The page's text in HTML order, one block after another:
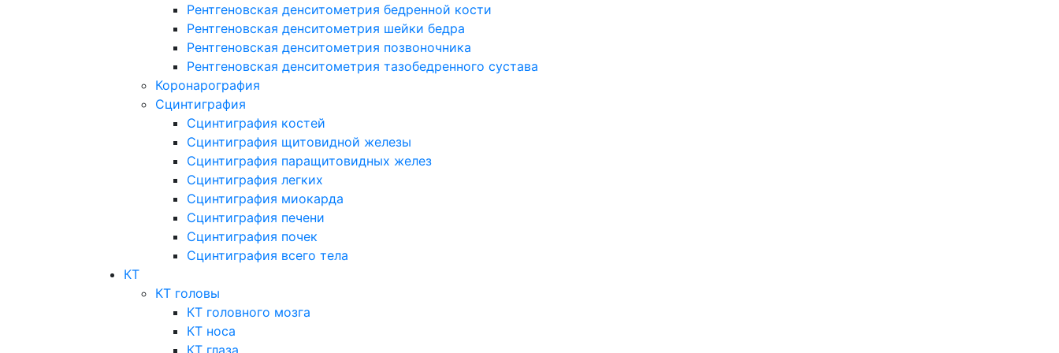
Рентгеновская денситометрия бедренной кости
Рентгеновская денситометрия шейки бедра
Рентгеновская денситометрия позвоночника
Рентгеновская денситометрия тазобедренного сустава
Коронарография
Сцинтиграфия
Сцинтиграфия костей
Сцинтиграфия щитовидной железы
Сцинтиграфия паращитовидных желез
Сцинтиграфия легких
Сцинтиграфия миокарда
Сцинтиграфия печени
Сцинтиграфия почек
Сцинтиграфия всего тела
КТ
КТ головы
КТ головного мозга
КТ носа
КТ глаза